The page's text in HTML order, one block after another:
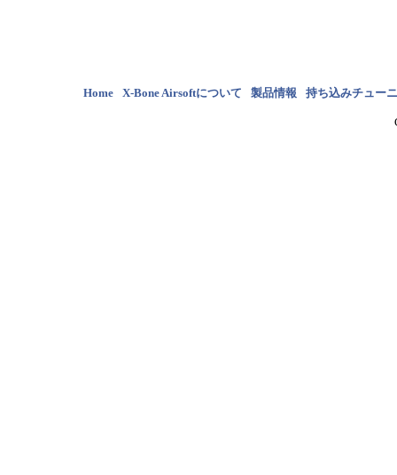
Home X-Bone Airsoftについて 製品情報 持ち込みチュー